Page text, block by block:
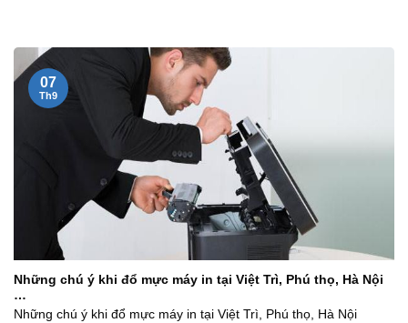
Những chú ý khi đổ mực máy in tại Việt Trì, Phú thọ, Hà Nội
…
Những chú ý khi đổ mực máy in tại Việt Trì, Phú thọ, Hà Nội
07
Th9